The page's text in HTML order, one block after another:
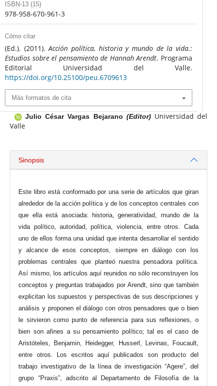
ISBN-13 (15)
978-958-670-961-3
Cómo citar
(Ed.). (2011).Acción política, historia y mundo de la vida.:
Estudios sobre el pensamiento de Hannah Arendt. Programa
Editorial Universidad del Valle.
https://doi.org/10.25100/peu.6709613
Más formatos de cita
Julio César Vargas Bejarano (Editor) Universidad del
Valle
Sinopsis
Este libro está conformado por una serie de artículos que giran
alrededor de la acción política y de los conceptos centrales con
que ella está asociada: historia, generatividad, mundo de la
vida político, autoridad, política, violencia, entre otros. Cada
uno de ellos forma una unidad que intenta desarrollar el sentido
y alcance de esos conceptos, siempre en diálogo con los
problemas centrales que planteó nuestra pensadora política.
Así mismo, los artículos aquí reunidos no sólo reconstruyen los
conceptos y preguntas trabajados por Arendt, sino que también
explicitan los supuestos y perspectivas de sus descripciones y
análisis y proponen el diálogo con otros pensadores que o bien
le sirvieron como punto de referencia para sus reflexiones, o
bien son afines a su pensamiento político; tal es el caso de
Aristóteles, Benjamin, Heidegger, Husserl, Levinas, Foucault,
entre otros. Los escritos aquí publicados son producto del
trabajo investigativo de la línea de investigación “Agere”, del
grupo “Praxis”, adscrito al Departamento de Filosofía de la